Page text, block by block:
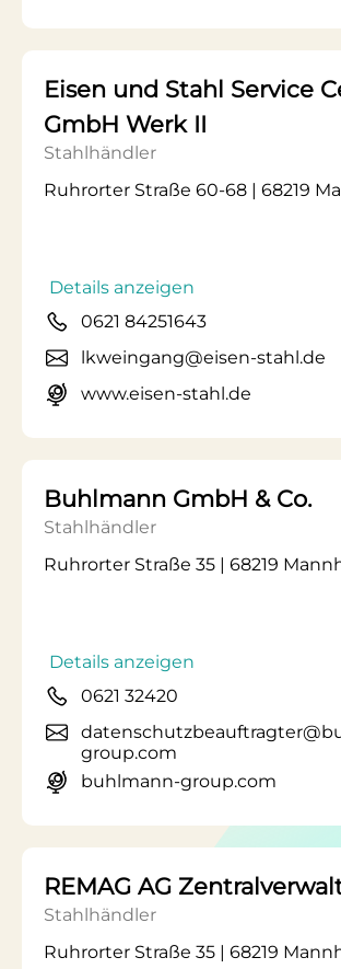
Eisen und Stahl Service
GmbH Werk II
Stahlhändler
Ruhrorter Straße 60-68 | 68219
Details anzeigen
0621 84251643
lkweingang@eisen-stahl.de
www.eisen-stahl.de
Buhlmann GmbH & Co.
Stahlhändler
Ruhrorter Straße 35 | 68219
Details anzeigen
0621 32420
group.com
buhlmann-group.com
REMAG AG
Stahlhändler
Ruhrorter Straße 35 | 68219